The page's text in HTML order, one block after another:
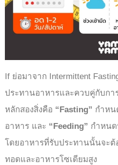
If ย่อมาจาก Intermittent
ประทานอาหารและควบคู่กับก
หลักสองสิ่งคือ “Fasting” กำหน
อาหาร และ “Feeding” กำหน
โดยอาหารที่รับประทานนั้นจะ
ทอดและอาหารโซเดียมสูง